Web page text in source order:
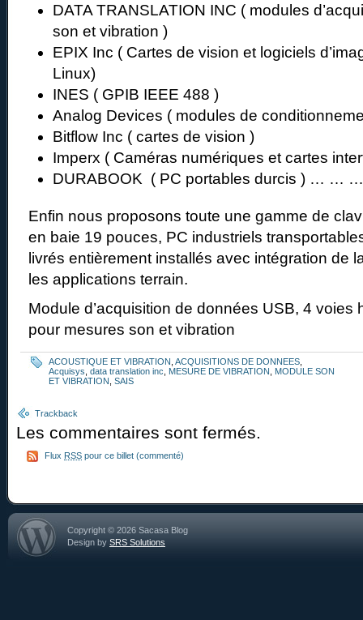
DATA TRANSLATION INC ( modules
son et vibration )
EPIX Inc ( Cartes de vision et logiciels
Linux)
INES ( GPIB IEEE 488 )
Analog Devices ( modules de
Bitflow Inc ( cartes de vision )
Imperx ( Caméras numériques et cartes
DURABOOK ( PC portables durcis ) … … …
Enfin nous proposons toute une gamme de
en baie 19 pouces, PC industriels
livrés entièrement installés avec intégration de
les applications terrain.
Module d’acquisition de données USB, 4 voies
pour mesures son et vibration
ACOUSTIQUE ET VIBRATION ACQUISITIONS DE DONNEES
Acquisys data translation inc MESURE DE VIBRATION
MODULE SON
ET VIBRATION SAIS
Trackback
Les commentaires sont fermés.
Flux RSS pour ce billet (commenté)
Copyright © 2026 Sacasa Blog
Design by SRS Solutions